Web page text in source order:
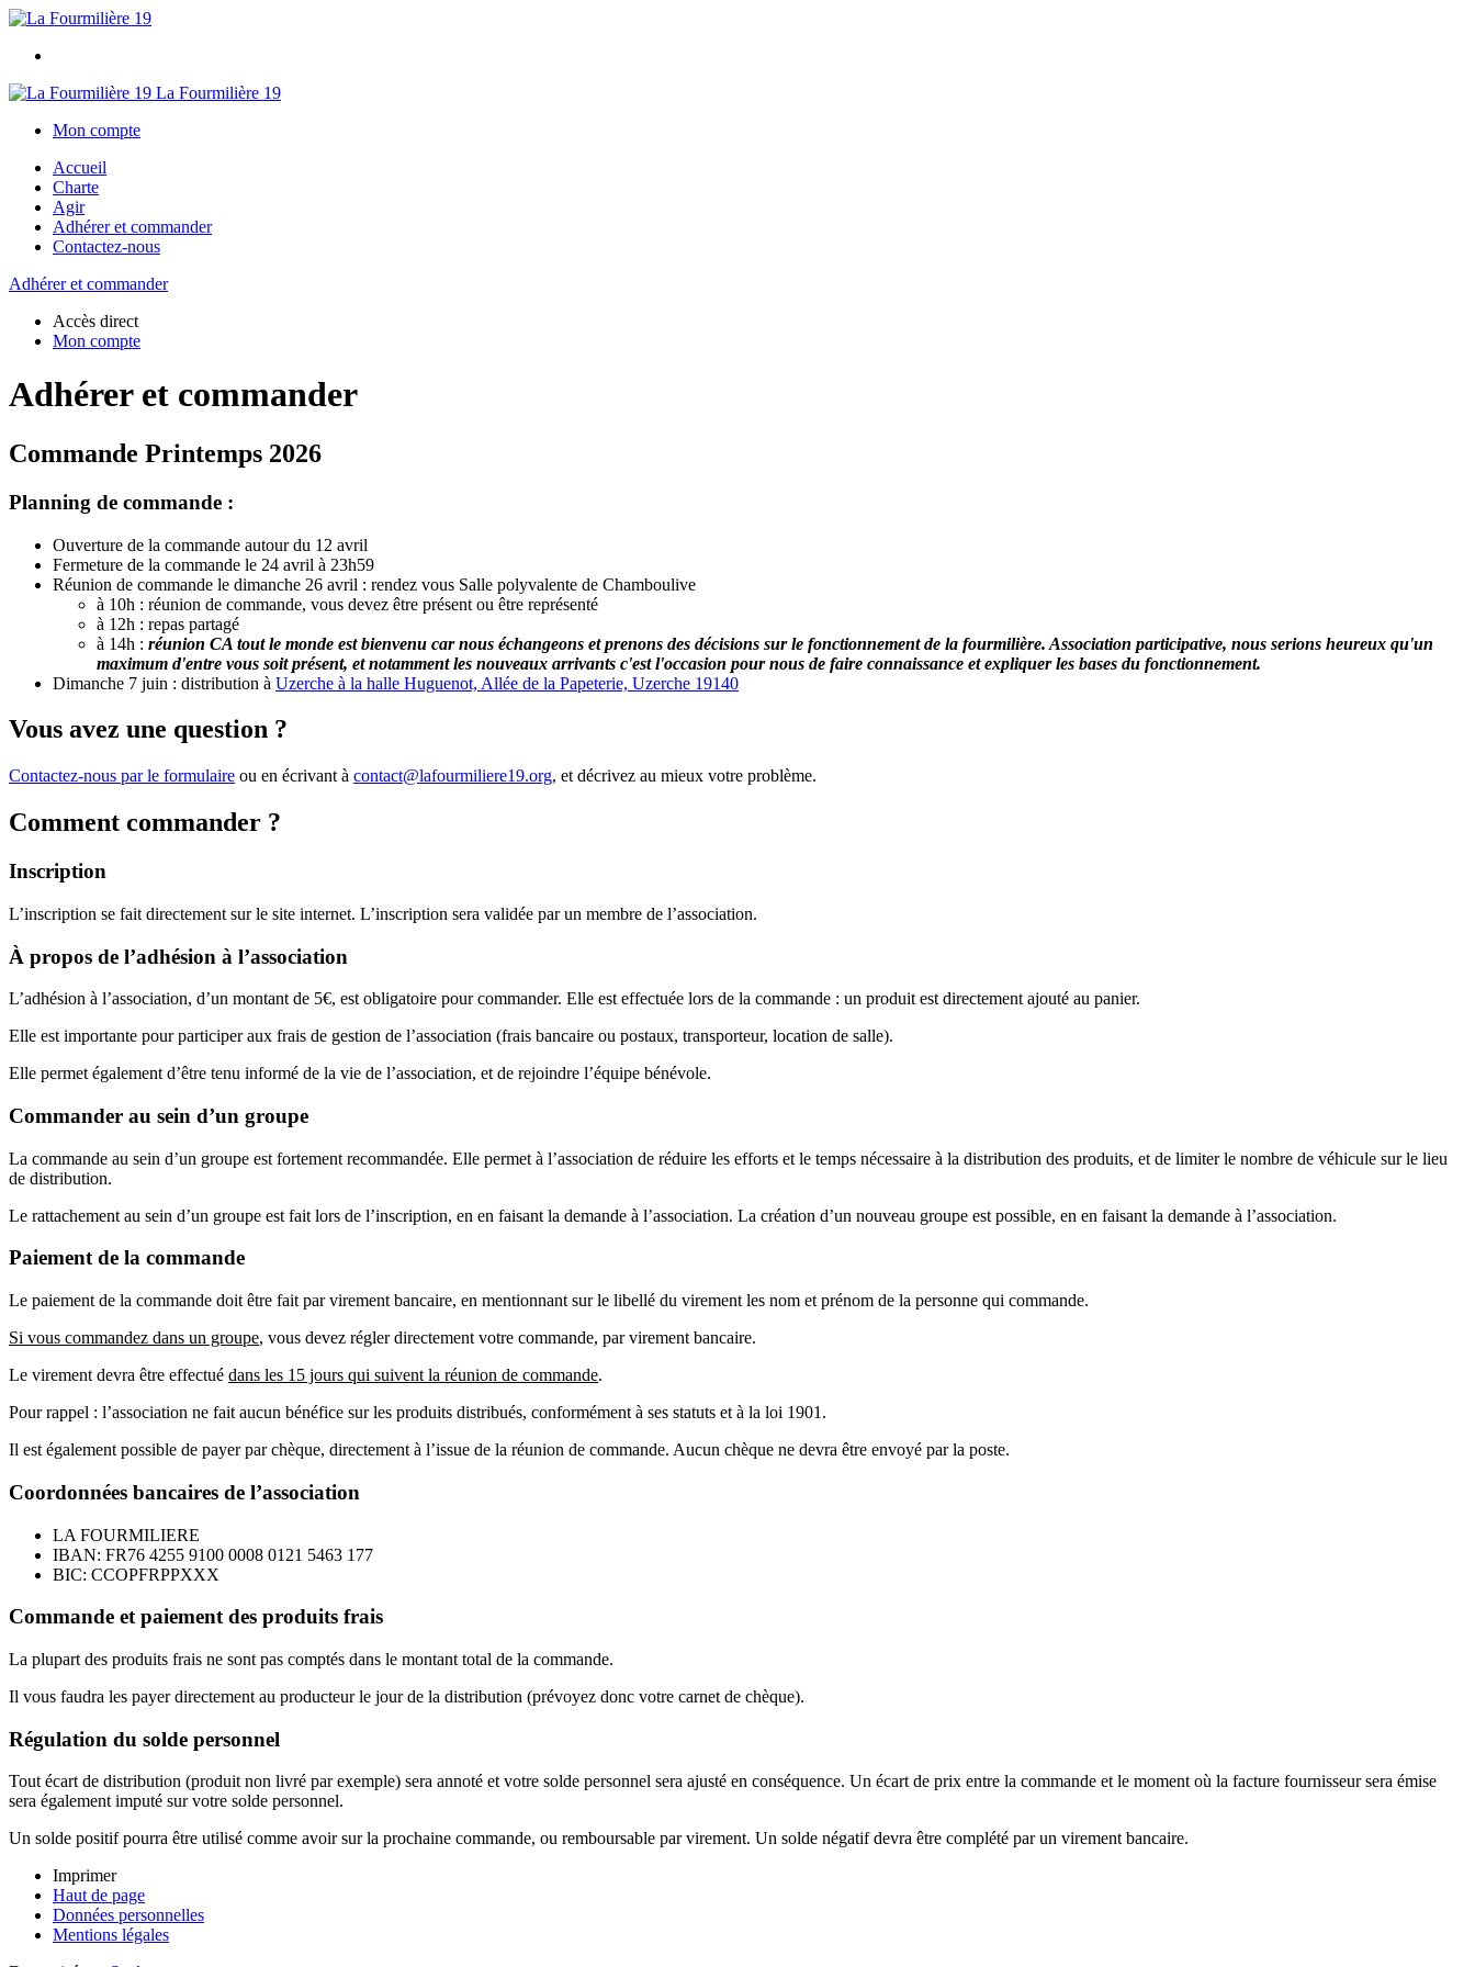
La Fourmilière 19
Mon compte
Accueil
Charte
Agir
Adhérer et commander
Contactez-nous
Adhérer et commander
Accès direct
Mon compte
Adhérer et commander
Commande Printemps 2026
Planning de commande :
Ouverture de la commande autour du 12 avril
Fermeture de la commande le 24 avril à 23h59
Réunion de commande le dimanche 26 avril : rendez vous Salle polyvalente de Chamboulive
à 10h : réunion de commande, vous devez être présent ou être représenté
à 12h : repas partagé
à 14h : réunion CA tout le monde est bienvenu car nous échangeons et prenons des décisions sur le fonctionnement de la fourmilière. Association participative, nous serions heureux qu'un
maximum d'entre vous soit présent, et notamment les nouveaux arrivants c'est l'occasion pour nous de faire connaissance et expliquer les bases du fonctionnement.
Dimanche 7 juin : distribution à Uzerche à la halle Huguenot, Allée de la Papeterie, Uzerche 19140
Vous avez une question ?
Contactez-nous par le formulaire ou en écrivant à contact@lafourmiliere19.org, et décrivez au mieux votre problème.
Comment commander ?
Inscription
L’inscription se fait directement sur le site internet. L’inscription sera validée par un membre de l’association.
À propos de l’adhésion à l’association
L’adhésion à l’association, d’un montant de 5€, est obligatoire pour commander. Elle est effectuée lors de la commande : un produit est directement ajouté au panier.
Elle est importante pour participer aux frais de gestion de l’association (frais bancaire ou postaux, transporteur, location de salle).
Elle permet également d’être tenu informé de la vie de l’association, et de rejoindre l’équipe bénévole.
Commander au sein d’un groupe
La commande au sein d’un groupe est fortement recommandée. Elle permet à l’association de réduire les efforts et le temps nécessaire à la distribution des produits, et de limiter le nombre de véhicule sur le lieu
de distribution.
Le rattachement au sein d’un groupe est fait lors de l’inscription, en en faisant la demande à l’association. La création d’un nouveau groupe est possible, en en faisant la demande à l’association.
Paiement de la commande
Le paiement de la commande doit être fait par virement bancaire, en mentionnant sur le libellé du virement les nom et prénom de la personne qui commande.
Si vous commandez dans un groupe, vous devez régler directement votre commande, par virement bancaire.
Le virement devra être effectué dans les 15 jours qui suivent la réunion de commande.
Pour rappel : l’association ne fait aucun bénéfice sur les produits distribués, conformément à ses statuts et à la loi 1901.
Il est également possible de payer par chèque, directement à l’issue de la réunion de commande. Aucun chèque ne devra être envoyé par la poste.
Coordonnées bancaires de l’association
LA FOURMILIERE
IBAN: FR76 4255 9100 0008 0121 5463 177
BIC: CCOPFRPPXXX
Commande et paiement des produits frais
La plupart des produits frais ne sont pas comptés dans le montant total de la commande.
Il vous faudra les payer directement au producteur le jour de la distribution (prévoyez donc votre carnet de chèque).
Régulation du solde personnel
Tout écart de distribution (produit non livré par exemple) sera annoté et votre solde personnel sera ajusté en conséquence. Un écart de prix entre la commande et le moment où la facture fournisseur sera émise
sera également imputé sur votre solde personnel.
Un solde positif pourra être utilisé comme avoir sur la prochaine commande, ou remboursable par virement. Un solde négatif devra être complété par un virement bancaire.
Imprimer
Haut de page
Données personnelles
Mentions légales